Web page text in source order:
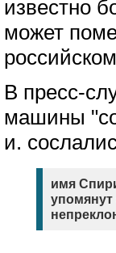
известно
может
В пресс-
машины
и.
имя
упомянут